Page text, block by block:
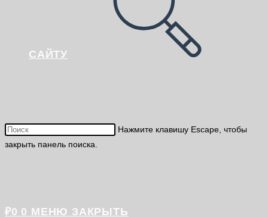
САЙТУ
Нажмите клавишу Escape, чтобы
закрыть панель поиска.
₽0 0 МЕНЮ ЗАКРЫТЬ